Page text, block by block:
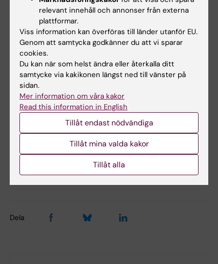
Anvisningarna i sin helhet
Anvisningar för utbildningsplaner för program
på grundnivå och avancerad nivå vid Karolinska
Institutet (PDF, 156.74 KB)
Hade du nytta av informationen på denna sida?
Redaktör:
Dela
relevant innehåll och annonser från externa
plattformar.
Viss information kan överföras till länder utanför EU.
Genom att samtycka godkänner du att vi sparar
cookies.
Du kan när som helst ändra eller återkalla ditt
samtycke via kakikonen längst ned till vänster på
sidan.
Mer information om våra kakor
Read this information in English
Tillåt endast nödvändiga
Tillåt mina valda kakor
Tillåt alla